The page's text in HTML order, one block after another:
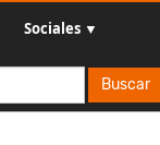
Sociales ▼
Buscar